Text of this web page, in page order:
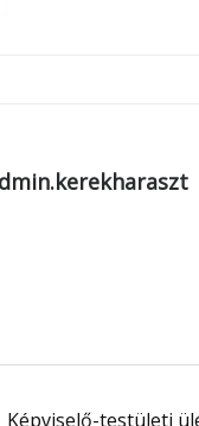
Képviselő-testületi